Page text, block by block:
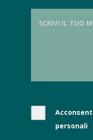
personali